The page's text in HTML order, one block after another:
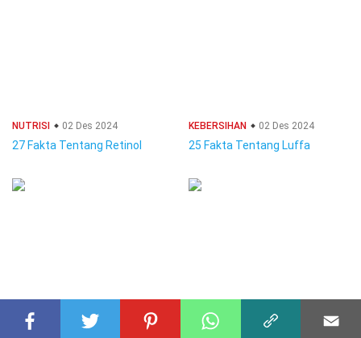
NUTRISI 02 Des 2024
27 Fakta Tentang Retinol
KEBERSIHAN 02 Des 2024
25 Fakta Tentang Luffa